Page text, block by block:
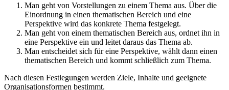
Man geht von Vorstellungen zu einem Thema aus. Über die
Einordnung in einen thematischen Bereich und eine
Perspektive wird das konkrete Thema festgelegt.
Man geht von einem thematischen Bereich aus, ordnet ihn in
eine Perspektive ein und leitet daraus das Thema ab.
Man entscheidet sich für eine Perspektive, wählt dann einen
thematischen Bereich und kommt schließlich zum Thema.
Nach diesen Festlegungen werden Ziele, Inhalte und geeignete
Organisationsformen bestimmt.